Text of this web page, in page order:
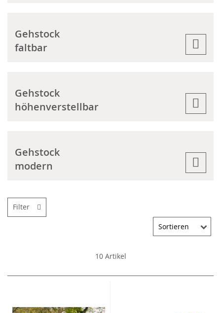
Gehstock
faltbar
Gehstock
höhenverstellbar
Gehstock
modern
10Artikel
Filter